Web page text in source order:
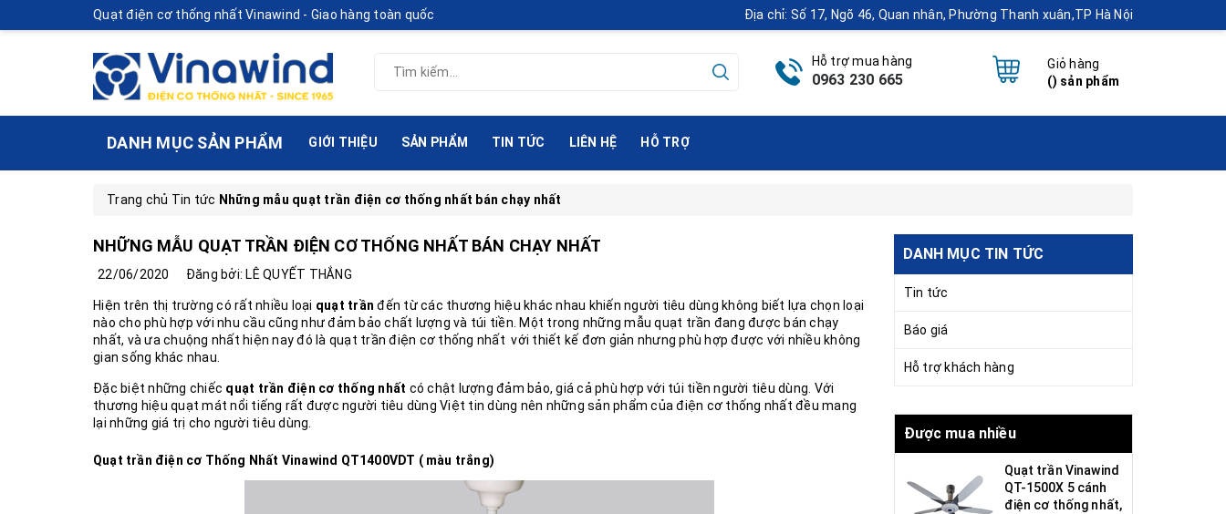
Quạt điện cơ thống nhất Vinawind - Giao hàng toàn quốc Địa chỉ: Số 17, Ngõ 46, Quan nhân, Phường Thanh xuân,TP Hà Nội
Hỗ trợ mua hàng
0963 230 665
Giỏ hàng
() sản phẩm
DANH MỤC SẢN PHẨM GIỚI THIỆU SẢN PHẨM TIN TỨC LIÊN HỆ HỖ TRỢ
Trang chủ Tin tức Những mẫu quạt trần điện cơ thống nhất bán chạy nhất
NHỮNG MẪU QUẠT TRẦN ĐIỆN CƠ THỐNG NHẤT BÁN CHẠY NHẤT
22/06/2020 Đăng bởi: LÊ QUYẾT THẮNG
Hiện trên thị trường có rất nhiều loại quạt trần đến từ các thương hiệu khác nhau khiến người tiêu dùng không biết lựa chọn loại
nào cho phù hợp với nhu cầu cũng như đảm bảo chất lượng và túi tiền. Một trong những mẫu quạt trần đang được bán chạy
nhất, và ưa chuộng nhất hiện nay đó là quạt trần điện cơ thống nhất với thiết kế đơn giản nhưng phù hợp được với nhiều không
gian sống khác nhau.
Đặc biệt những chiếc quạt trần điện cơ thống nhất có chật lượng đảm bảo, giá cả phù hợp với túi tiền người tiêu dùng. Với
thương hiệu quạt mát nổi tiếng rất được người tiêu dùng Việt tin dùng nên những sản phẩm của điện cơ thống nhất đều mang
lại những giá trị cho người tiêu dùng.
Quạt trần điện cơ Thống Nhất Vinawind QT1400VDT ( màu trắng)
DANH MỤC TIN TỨC
Tin tức
Báo giá
Hỗ trợ khách hàng
Được mua nhiều
Quạt trần Vinawind
QT-1500X 5 cánh
điện cơ thống nhất,